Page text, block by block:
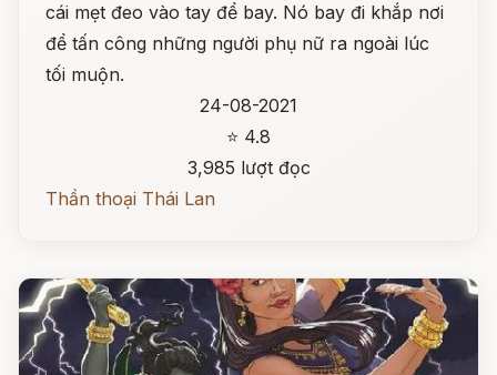
cái mẹt đeo vào tay để bay. Nó bay đi khắp nơi
để tấn công những người phụ nữ ra ngoài lúc
tối muộn.
24-08-2021
⭐ 4.8
3,985 lượt đọc
Thần thoại Thái Lan